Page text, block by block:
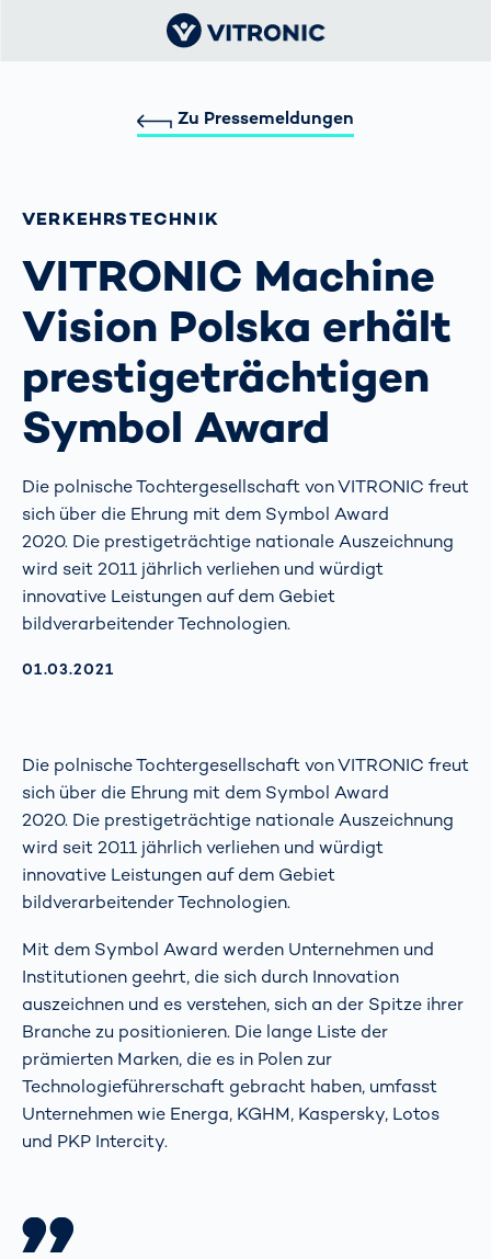
Zu Pressemeldungen
VERKEHRS­TECHNIK
VITRONIC Machine
Vision Polska erhält
prestigeträchtigen
Symbol Award
Die polnische Tochtergesellschaft von VITRONIC freut
sich über die Ehrung mit dem Symbol Award
2020. Die prestigeträchtige nationale Auszeichnung
wird seit 2011 jährlich verliehen und würdigt
innovative Leistungen auf dem Gebiet
bildverarbeitender Technologien.
AKTUALISIERT AM:
01.03.2021
Die polnische Tochtergesellschaft von VITRONIC freut
sich über die Ehrung mit dem Symbol Award
2020. Die prestigeträchtige nationale Auszeichnung
wird seit 2011 jährlich verliehen und würdigt
innovative Leistungen auf dem Gebiet
bildverarbeitender Technologien.
Mit dem Symbol Award werden Unternehmen und
Institutionen geehrt, die sich durch Innovation
auszeichnen und es verstehen, sich an der Spitze ihrer
Branche zu positionieren. Die lange Liste der
prämierten Marken, die es in Polen zur
Technologieführerschaft gebracht haben, umfasst
Unternehmen wie Energa, KGHM, Kaspersky, Lotos
und PKP Intercity.